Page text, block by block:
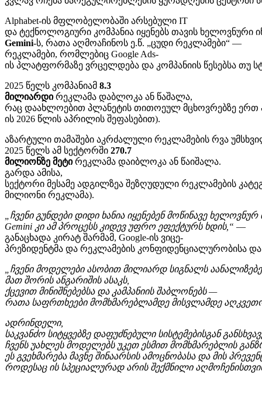
Alphabet-ის მფლობელობაში არსებული IT
და ტექნოლოგიური კომპანია იყენებს თავის ხელოვნური
Gemini-ს, რათა აღმოაჩინოს ე.წ. „ცუდი რეკლამები“ —
რეკლამები, რომლებიც Google Ads-
ის პლატფორმაზე ვრცელდება და კომპანიის წესებსა თუ
2025 წელს კომპანიამ 8.3
მილიარდი რეკლამა დაბლოკა ან წაშალა,
რაც დაახლოებით პლანეტის თითოეულ მცხოვრებზე ერთ
ის 2026 წლის აპრილის შეფასებით).
აზარტული თამაშები აკრძალული რეკლამების რვა
2025 წელს ამ სექტორში 270.7
მილიონზე მეტი რეკლამა დაიბლოკა ან წაიშალა.
გარდა ამისა,
სექტორი მესამე ადგილზეა შეზღუდული რეკლამების
მილიონი რეკლამა).
„ჩვენი გუნდები დიდი ხანია იყენებენ მოწინავე ხელოვნურ
Gemini კი ამ პროცესს კიდევ უფრო ეფექტურს ხდის,“ —
განაცხადა კირატ შარმამ, Google-ის ვიცე-
პრეზიდენტმა და რეკლამების კონფიდენციალურობისა და
„ჩვენი მოდელები ასობით მილიარდ სიგნალს
მათ შორის ანგარიშის ასაკს,
ქცევით მინიშნებებსა და კამპანიის შაბლონებს —
რათა საფრთხეები მომხმარებლამდე მისვლამდე
ადრინდელი,
საკვანძო სიტყვებზე დაფუძნებული სისტემებისგან
ჩვენს უახლეს მოდელებს უკეთ ესმით მომხმარებლის
ეს გვეხმარება მავნე შინაარსის ამოცნობასა და მის
როდესაც ის სპეციალურად არის შექმნილი